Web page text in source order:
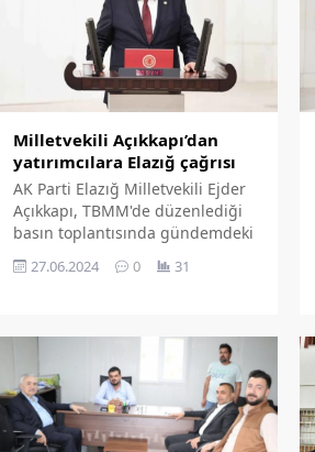
Milletvekili Açıkkapı’dan
yatırımcılara Elazığ çağrısı
AK Parti Elazığ Milletvekili Ejder
Açıkkapı, TBMM'de düzenlediği
basın toplantısında gündemdeki
yatırımcılara ise 'Elazığ'
27.06.2024 0 31